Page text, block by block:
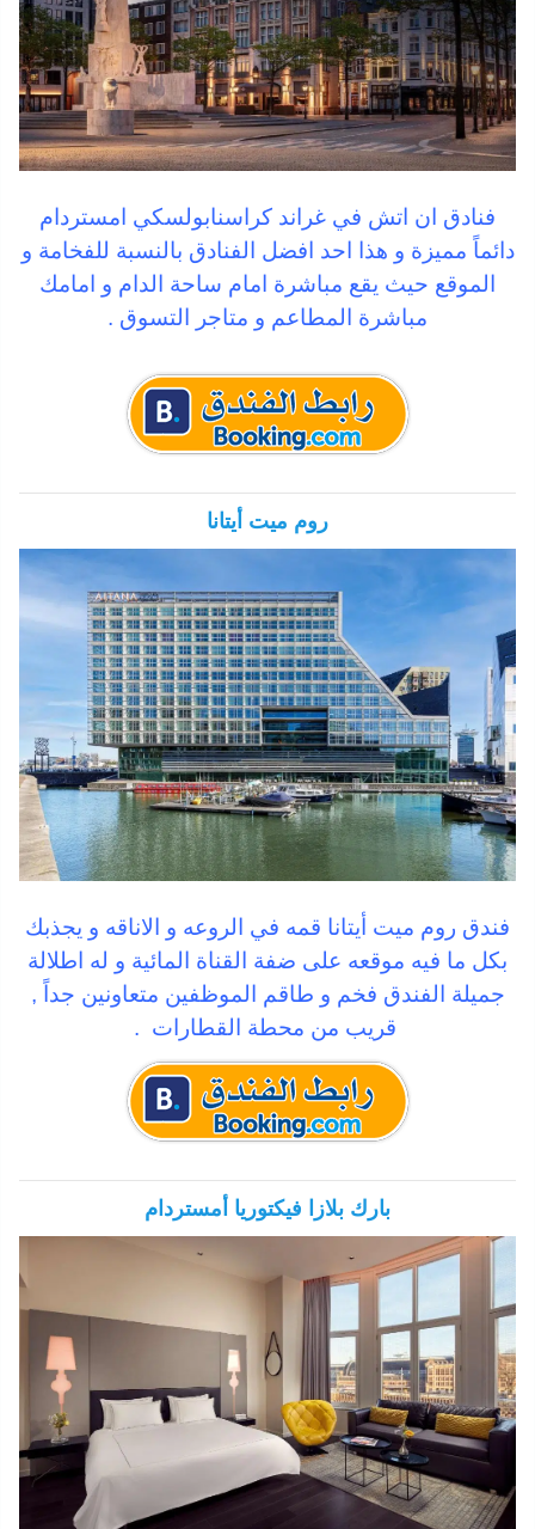
فنادق ان اتش في غراند كراسنابولسكي امستردام
دائماً مميزة و هذا احد افضل الفنادق بالنسبة للفخامة و
الموقع حيث يقع مباشرة امام ساحة الدام و امامك
مباشرة المطاعم و متاجر التسوق .
روم ميت أيتانا
فندق روم ميت أيتانا قمه في الروعه و الاناقه و يجذبك
بكل ما فيه موقعه على ضفة القناة المائية و له اطلالة
جميلة الفندق فخم و طاقم الموظفين متعاونين جداً ,
قريب من محطة القطارات .
بارك بلازا فيكتوريا أمستردام